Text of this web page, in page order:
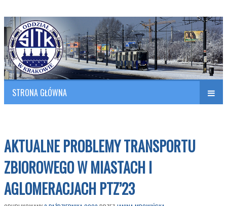
SITK RP Oddział w KRAKOWIE
Polish Association of Engineers & Technicians of Transportation
STRONA GŁÓWNA
AKTUALNE PROBLEMY TRANSPORTU
ZBIOROWEGO W MIASTACH I
AGLOMERACJACH PTZ’23